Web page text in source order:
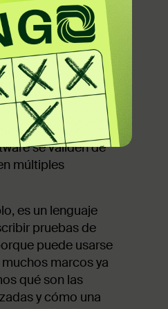
de pruebas de
y
ejecutar las
el esfuerzo
la precisión. Son
de software
que los
se validen de
múltiples
es un lenguaje
pruebas de
puede usarse
marcos ya
qué son las
y cómo una